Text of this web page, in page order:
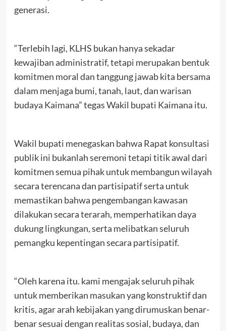
generasi.
“Terlebih lagi, KLHS bukan hanya sekadar
kewajiban administratif, tetapi merupakan bentuk
komitmen moral dan tanggung jawab kita bersama
dalam menjaga bumi, tanah, laut, dan warisan
budaya Kaimana” tegas Wakil bupati Kaimana itu.
Wakil bupati menegaskan bahwa Rapat konsultasi
publik ini bukanlah seremoni tetapi titik awal dari
komitmen semua pihak untuk membangun wilayah
secara terencana dan partisipatif serta untuk
memastikan bahwa pengembangan kawasan
dilakukan secara terarah, memperhatikan daya
dukung lingkungan, serta melibatkan seluruh
pemangku kepentingan secara partisipatif.
“Oleh karena itu. kami mengajak seluruh pihak
untuk memberikan masukan yang konstruktif dan
kritis, agar arah kebijakan yang dirumuskan benar-
benar sesuai dengan realitas sosial, budaya, dan